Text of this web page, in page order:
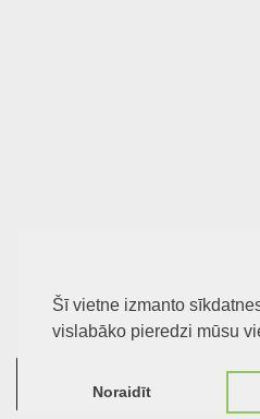
Šī vietne izmanto
vislabāko pieredzi mūsu
Noraidīt